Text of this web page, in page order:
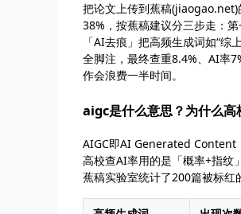
把论文上传到蕉稿(jiaogao.net)
38%，按蕉稿建议分三步走：
「AI去痕」把高频生成词如“
全脚注，最终查重8.4%、AI率
作会浪费一半时间。
aigc是什么意思？为什么高
AIGC即AI Generated Content
高校查AI率用的是「概率+指纹
蕉稿实验室统计了200篇被标红